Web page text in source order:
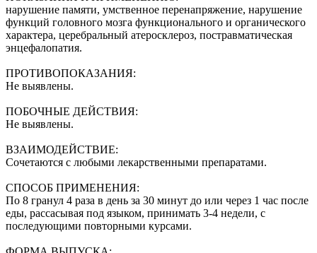
нарушение памяти, умственное перенапряжение, нарушение
функций головного мозга функционального и органического
характера, церебральный атеросклероз, постравматическая
энцефалопатия.
ПРОТИВОПОКАЗАНИЯ:
Не выявлены.
ПОБОЧНЫЕ ДЕЙСТВИЯ:
Не выявлены.
ВЗАИМОДЕЙСТВИЕ:
Сочетаются с любыми лекарственными препаратами.
СПОСОБ ПРИМЕНЕНИЯ:
По 8 гранул 4 раза в день за 30 минут до или через 1 час после
еды, рассасывая под языком, принимать 3-4 недели, с
последующими повторными курсами.